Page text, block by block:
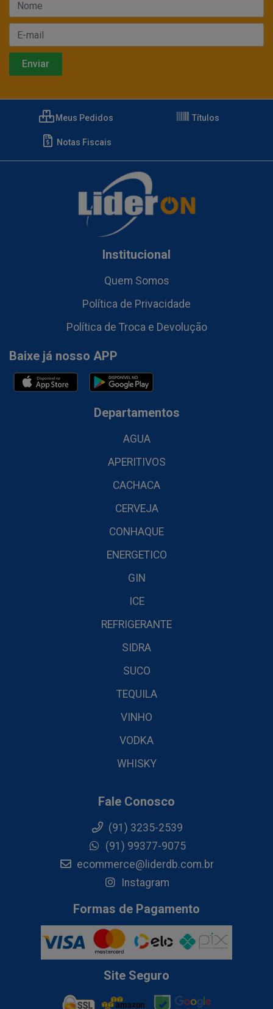
Meus Pedidos Títulos
Notas Fiscais
Institucional
Quem Somos
Política de Privacidade
Política de Troca e Devolução
Baixe já nosso APP
Departamentos
AGUA
APERITIVOS
CACHACA
CERVEJA
CONHAQUE
ENERGETICO
GIN
ICE
REFRIGERANTE
SIDRA
SUCO
TEQUILA
VINHO
VODKA
WHISKY
Fale Conosco
(91) 3235-2539
(91) 99377-9075
ecommerce@liderdb.com.br
Instagram
Formas de Pagamento
Site Seguro